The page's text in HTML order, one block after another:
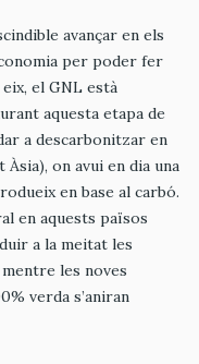
avançar en els
per poder fer
el GNL està
aquesta etapa de
a descarbonitzar en
on avui en dia una
en base al carbó.
en aquests països
a la meitat les
mentre les noves
verda s’aniran